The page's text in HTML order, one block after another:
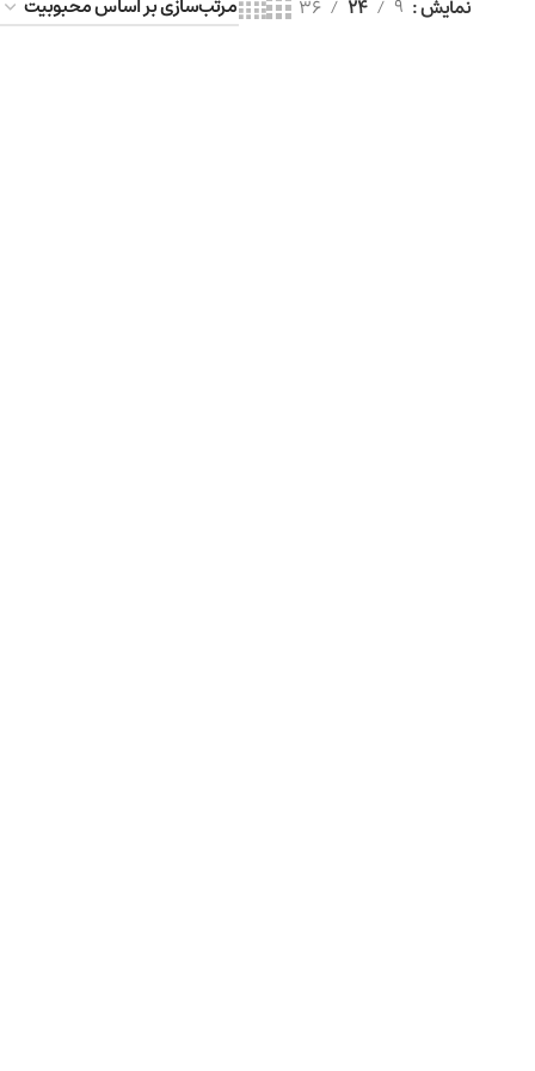
نمایش 9
24
36